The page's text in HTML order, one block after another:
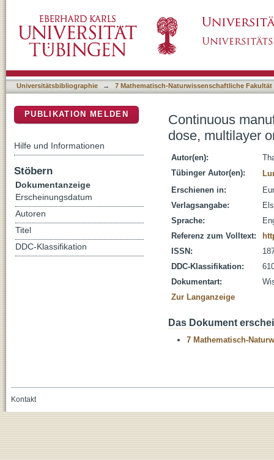
films
Universitätsbibliographie → 7 Mathematisch-Naturwissenschaftliche Fakultät
Continuous
dose, multilayer
Autor(en):
Tübinger Autor(en):
Erschienen in:
Verlagsangabe:
Sprache:
Referenz zum Volltext:
ISSN:
DDC-Klassifikation:
Dokumentart:
Zur Langanzeige
Das Dokument
7 Mathematisch-
PUBLIKATION MELDEN
Hilfe und Informationen
Stöbern
Dokumentanzeige
Erscheinungsdatum
Autoren
Titel
DDC-Klassifikation
Kontakt